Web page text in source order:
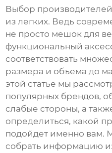
Выбор
из легких. Ведь
не просто мешок для
функциональный
соответствовать
размера и объема до
этой статье мы
популярных брендов,
слабые стороны, а
определиться, какой
подойдет именно вам.
собрать информацию